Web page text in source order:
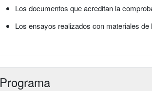
Los documentos que acreditan la
Los ensayos realizados con materiales
Programa